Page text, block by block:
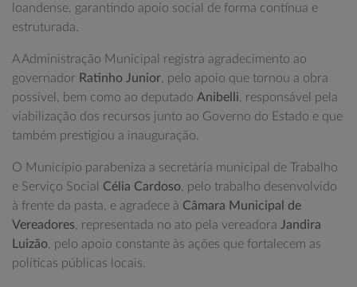
loandense, garantindo apoio social de forma contínua e
estruturada.
A Administração Municipal registra agradecimento ao
governador Ratinho Junior , pelo apoio que tornou a obra
possível, bem como ao deputado Anibelli , responsável pela
viabilização dos recursos junto ao Governo do Estado e que
também prestigiou a inauguração.
O Município parabeniza a secretária municipal de Trabalho
e Serviço Social Célia Cardoso , pelo trabalho desenvolvido
à frente da pasta, e agradece à Câmara Municipal de
Vereadores , representada no ato pela vereadora Jandira
Luizão , pelo apoio constante às ações que fortalecem as
políticas públicas locais.